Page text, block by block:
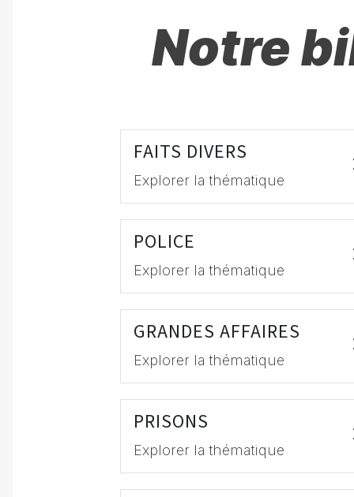
Notre
FAITS DIVERS
Explorer la thématique
POLICE
Explorer la thématique
GRANDES AFFAIRES
Explorer la thématique
PRISONS
Explorer la thématique